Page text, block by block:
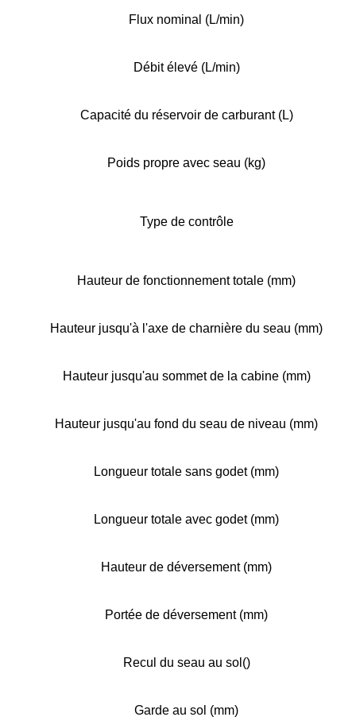
Flux nominal (L/min)
Débit élevé (L/min)
Capacité du réservoir de carburant (L)
Poids propre avec seau (kg)
Type de contrôle
Hauteur de fonctionnement totale (mm)
Hauteur jusqu'à l'axe de charnière du seau (mm)
Hauteur jusqu'au sommet de la cabine (mm)
Hauteur jusqu'au fond du seau de niveau (mm)
Longueur totale sans godet (mm)
Longueur totale avec godet (mm)
Hauteur de déversement (mm)
Portée de déversement (mm)
Recul du seau au sol()
Garde au sol (mm)